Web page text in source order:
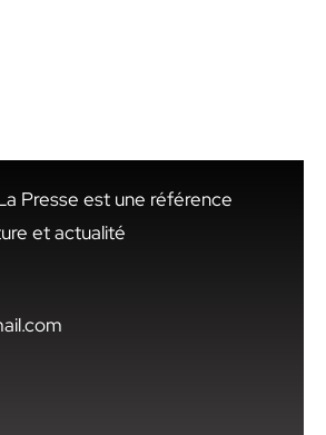
Presse est une référence
et actualité